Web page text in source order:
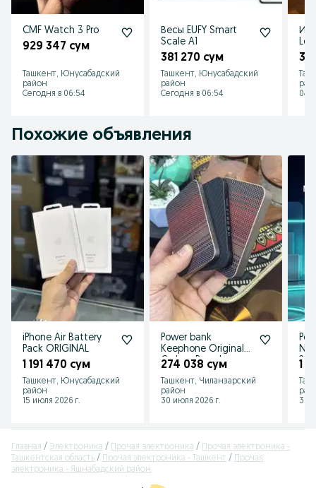
CMF Watch 3 Pro
929 347 сум
Ташкент, Юнусабадский
район
Сегодня в 06:54
Весы EUFY Smart
Scale A1
381 270 сум
Ташкент, Юнусабадский
район
Сегодня в 06:54
3
04
Похожие объявления
iPhone Air Battery
Pack ORIGINAL
1 191 470 сум
Ташкент, Юнусабадский
район
15 июля 2026 г.
Power bank
Keephone Original
Carbon Brendy
5.000/10.000mah
Pitaka
274 038 сум
Ташкент, Чиланзарский
район
30 июля 2026 г.
1
31
Главная Электроника Прочая электроника
Прочая электроника -
Ташкентская область
Прочая электроника - Ташкент
Прочая
электроника - Яшнабадский район